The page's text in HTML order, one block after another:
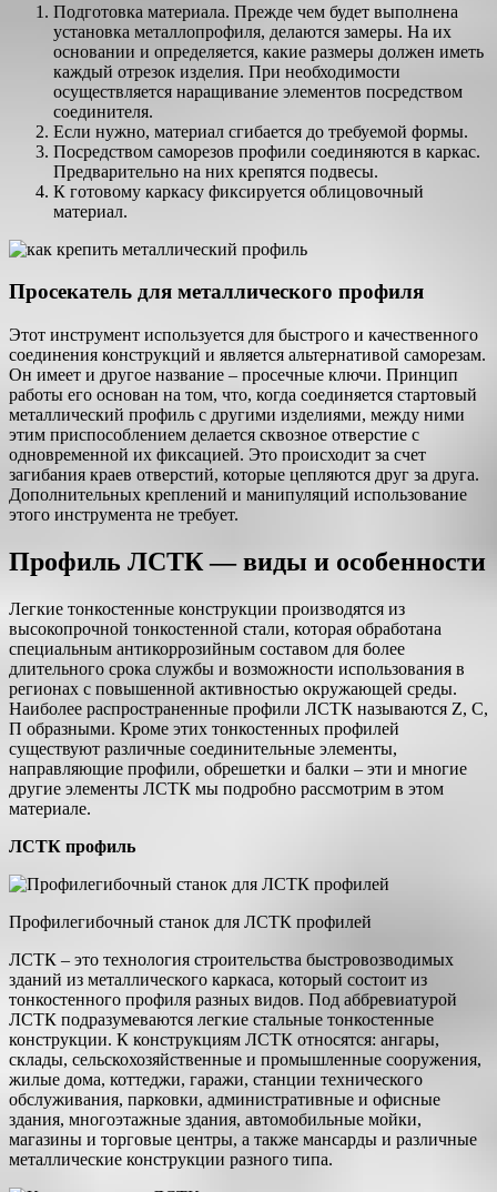
Подготовка материала. Прежде чем будет выполнена
установка металлопрофиля, делаются замеры. На их
основании и определяется, какие размеры должен иметь
каждый отрезок изделия. При необходимости
осуществляется наращивание элементов посредством
соединителя.
Если нужно, материал сгибается до требуемой формы.
Посредством саморезов профили соединяются в каркас.
Предварительно на них крепятся подвесы.
К готовому каркасу фиксируется облицовочный
материал.
Просекатель для металлического профиля
Этот инструмент используется для быстрого и качественного
соединения конструкций и является альтернативой саморезам.
Он имеет и другое название – просечные ключи. Принцип
работы его основан на том, что, когда соединяется стартовый
металлический профиль с другими изделиями, между ними
этим приспособлением делается сквозное отверстие с
одновременной их фиксацией. Это происходит за счет
загибания краев отверстий, которые цепляются друг за друга.
Дополнительных креплений и манипуляций использование
этого инструмента не требует.
Профиль ЛСТК — виды и особенности
Легкие тонкостенные конструкции производятся из
высокопрочной тонкостенной стали, которая обработана
специальным антикоррозийным составом для более
длительного срока службы и возможности использования в
регионах с повышенной активностью окружающей среды.
Наиболее распространенные профили ЛСТК называются Z, С,
П образными. Кроме этих тонкостенных профилей
существуют различные соединительные элементы,
направляющие профили, обрешетки и балки – эти и многие
другие элементы ЛСТК мы подробно рассмотрим в этом
материале.
ЛСТК профиль
Профилегибочный станок для ЛСТК профилей
ЛСТК – это технология строительства быстровозводимых
зданий из металлического каркаса, который состоит из
тонкостенного профиля разных видов. Под аббревиатурой
ЛСТК подразумеваются легкие стальные тонкостенные
конструкции. К конструкциям ЛСТК относятся: ангары,
склады, сельскохозяйственные и промышленные сооружения,
жилые дома, коттеджи, гаражи, станции технического
обслуживания, парковки, административные и офисные
здания, многоэтажные здания, автомобильные мойки,
магазины и торговые центры, а также мансарды и различные
металлические конструкции разного типа.